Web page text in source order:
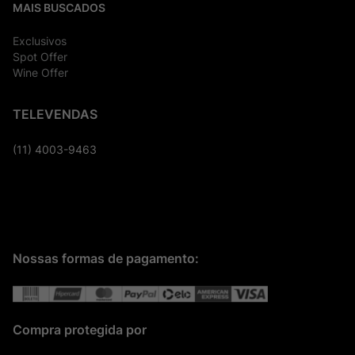
MAIS BUSCADOS
Exclusivos
Spot Offer
Wine Offer
TELEVENDAS
(11) 4003-9463
Nossas formas de pagamento:
Compra protegida por